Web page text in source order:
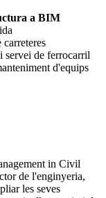
a BIM
servei de ferrocarril
d'equips
in Civil
de l'enginyeria,
les seves